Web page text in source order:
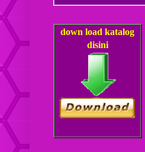
down load katalog
disini